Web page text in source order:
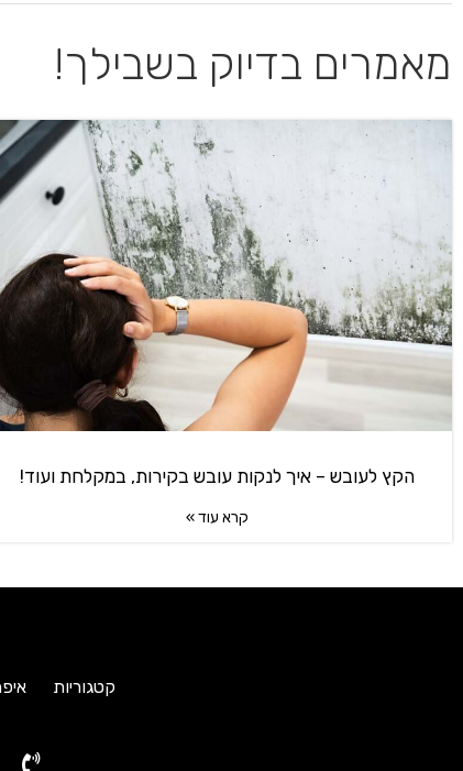
מאמרים בדיוק בשבילך!
הקץ לעובש – איך לנקות עובש בקירות, במקלחת ועוד!
קרא עוד »
קטגוריות